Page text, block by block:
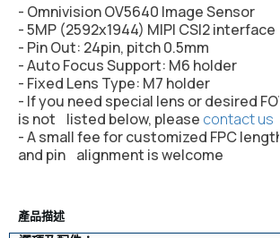
- Omnivision OV5640 Image Sensor
- 5MP (2592x1944) MIPI CSI2 interface
- Pin Out: 24pin, pitch 0.5mm
- Auto Focus Support: M6 holder
- Fixed Lens Type: M7 holder
- If you need special lens or desired FOV
is not listed below, please contact us
- A small fee for customized FPC length
and pin alignment is welcome
產品描述